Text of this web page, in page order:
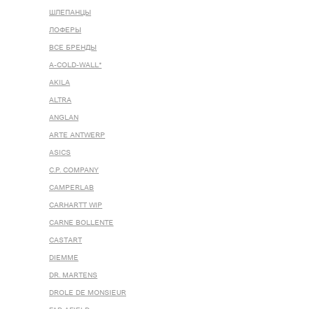
ШЛЕПАНЦЫ
ЛОФЕРЫ
ВСЕ БРЕНДЫ
A-COLD-WALL*
AKILA
ALTRA
ANGLAN
ARTE ANTWERP
ASICS
C.P. COMPANY
CAMPERLAB
CARHARTT WIP
CARNE BOLLENTE
CASTART
DIEMME
DR. MARTENS
DROLE DE MONSIEUR